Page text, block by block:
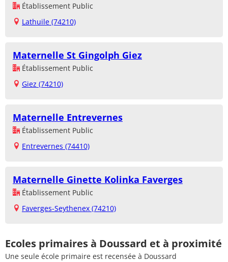
Établissement Public
Lathuile (74210)
Maternelle St Gingolph Giez
Établissement Public
Giez (74210)
Maternelle Entrevernes
Établissement Public
Entrevernes (74410)
Maternelle Ginette Kolinka Faverges
Établissement Public
Faverges-Seythenex (74210)
Ecoles primaires à Doussard et à proximité
Une seule école primaire est recensée à Doussard